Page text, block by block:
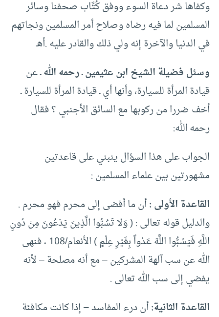
وكفاها شر دعاة السوء ووفق كُتَّاب صحفنا وسائر
المسلمين لما فيه رضاه وصلاح أمر المسلمين ونجاتهم
في الدنيا والآخرة إنه ولي ذلك والقادر عليه .أهـ
وسئل فضيلة الشيخ ابن عثيمين ـ رحمه الله ـعن
قيادة المرأة للسيارة، وأنها أي ـ قيادة المرأة للسيارة ـ
أخف ضررا من ركوبها مع السائق الأجنبي ؟ فقال
رحمه الله:
الجواب على هذا السؤال ينبني على قاعدتين
مشهورتين بين علماء المسلمين :
القاعدة الأولى :أن ما أفضى إلى محرم فهو محرم .
والدليل قوله تعالى : ( وَلا تَسُبُّوا الَّذِينَ يَدْعُونَ مِنْ دُونِ
اللَّهِ فَيَسُبُّوا اللَّهَ عَدْواً بِغَيْرِ عِلْمٍ ) الأنعام/108 ، فنهى
الله عن سب آلهة المشركين – مع أنه مصلحة – لأنه
يفضي إلى سب الله تعالى .
القاعدة الثانية:أن درء المفاسد – إذا كانت مكافئة